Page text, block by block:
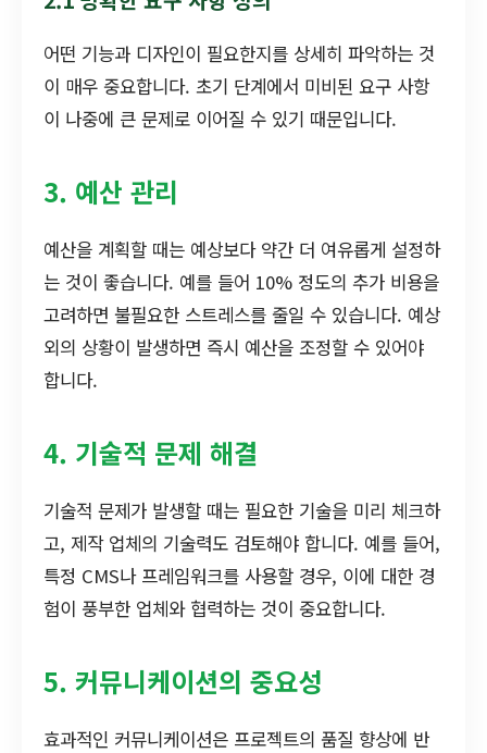
어떤 기능과 디자인이 필요한지를 상세히 파악하는 것
이 매우 중요합니다. 초기 단계에서 미비된 요구 사항
이 나중에 큰 문제로 이어질 수 있기 때문입니다.
3. 예산 관리
예산을 계획할 때는 예상보다 약간 더 여유롭게 설정하
는 것이 좋습니다. 예를 들어 10% 정도의 추가 비용을
고려하면 불필요한 스트레스를 줄일 수 있습니다. 예상
외의 상황이 발생하면 즉시 예산을 조정할 수 있어야
합니다.
4. 기술적 문제 해결
기술적 문제가 발생할 때는 필요한 기술을 미리 체크하
고, 제작 업체의 기술력도 검토해야 합니다. 예를 들어,
특정 CMS나 프레임워크를 사용할 경우, 이에 대한 경
험이 풍부한 업체와 협력하는 것이 중요합니다.
5. 커뮤니케이션의 중요성
효과적인 커뮤니케이션은 프로젝트의 품질 향상에 반